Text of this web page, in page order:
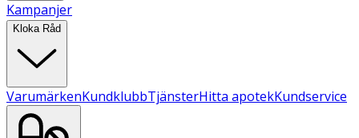
Kampanjer
Kloka Råd
VarumärkenKundklubbTjänsterHitta apotekKundservice